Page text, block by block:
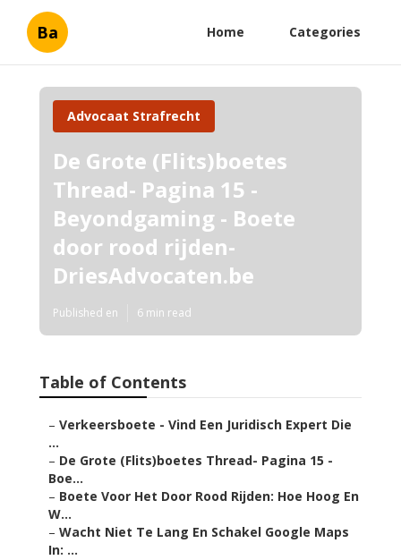
Ba Home Categories
Advocaat Strafrecht
De Grote (Flits)boetes
Thread- Pagina 15 -
Beyondgaming - Boete
door rood rijden-
DriesAdvocaten.be
Published en 6 min read
Table of Contents
– Verkeersboete - Vind Een Juridisch Expert Die
...
– De Grote (Flits)boetes Thread- Pagina 15 -
Boe...
– Boete Voor Het Door Rood Rijden: Hoe Hoog En
W...
– Wacht Niet Te Lang En Schakel Google Maps
In: ...